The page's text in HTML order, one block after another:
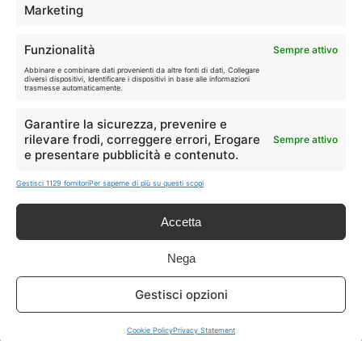
Marketing
Funzionalità Sempre attivo
Abbinare e combinare dati provenienti da altre fonti di dati, Collegare
diversi dispositivi, Identificare i dispositivi in base alle informazioni
trasmesse automaticamente.
Garantire la sicurezza, prevenire e
rilevare frodi, correggere errori, Erogare
e presentare pubblicità e contenuto.
Sempre attivo
Gestisci 1129 fornitoriPer saperne di più su questi scopi
Accetta
Nega
Gestisci opzioni
Cookie PolicyPrivacy Statement
Info
guadagno dagli acquisti idonei.
Note Legali|Cookie Policy
Contattaci